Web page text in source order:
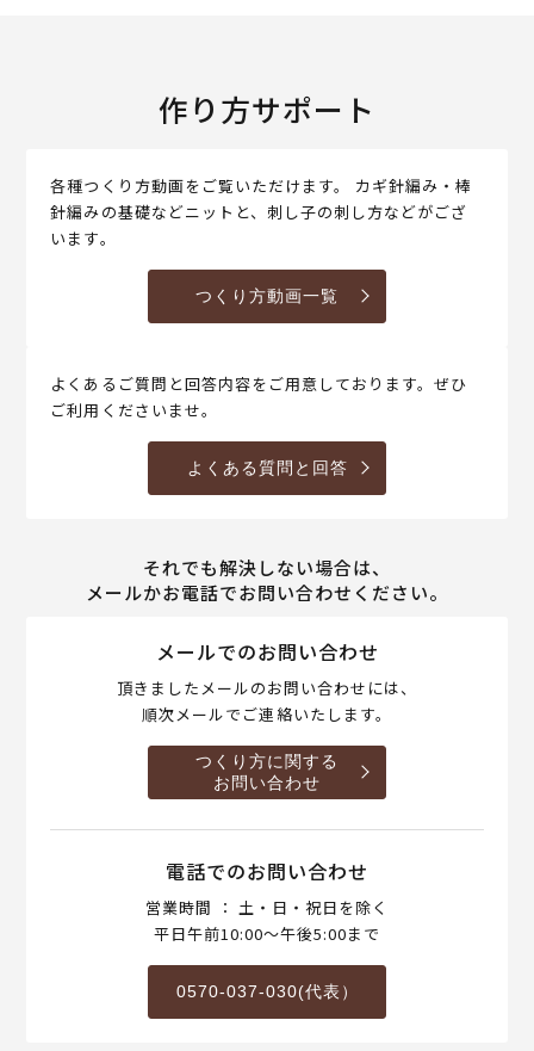
作り方サポート
各種つくり方動画をご覧いただけます。 カギ針編み・棒
針編みの基礎などニットと、刺し子の刺し方などがござ
います。
つくり方動画一覧
よくあるご質問と回答内容をご用意しております。ぜひ
ご利用くださいませ。
よくある質問と回答
それでも解決しない場合は、
メールかお電話でお問い合わせください。
メールでのお問い合わせ
頂きましたメールのお問い合わせには、
順次メールでご連絡いたします。
つくり方に関する
お問い合わせ
電話でのお問い合わせ
営業時間 ： 土・日・祝日を除く
平日午前10:00～午後5:00まで
0570-037-030(代表）